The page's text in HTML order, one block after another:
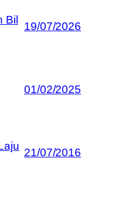
Bil
19/07/2026
01/02/2025
21/07/2016